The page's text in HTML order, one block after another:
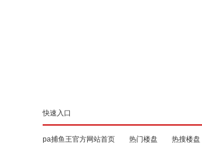
快速入口
pa捕鱼王官方网站首页 热门楼盘 热搜楼盘